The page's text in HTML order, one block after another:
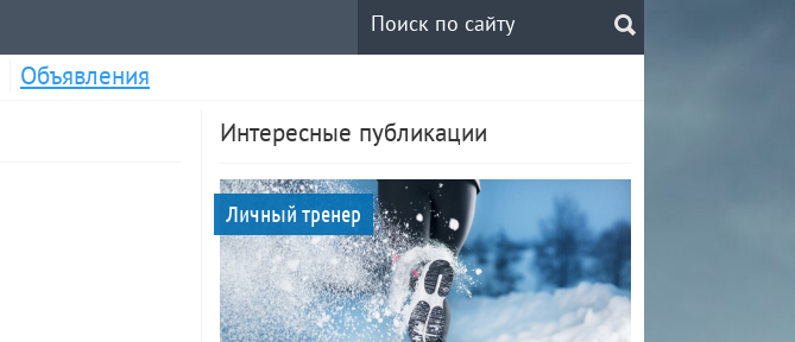
Объявления
Интересные публикации
Личный тренер